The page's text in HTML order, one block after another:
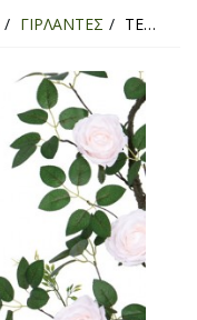
ΓΙΡΛΑΝΤΕΣ ΤΕΧΝΗΤΗ ΓΙΡΛΑΝΤΑ ΤΡΙΑΝΤΑΦΥΛΛΙΑ ΑΝΟΙΚΤΟ ΡΟΖ 240ΕΚ.